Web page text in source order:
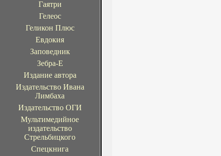
Гаятри
Гелеос
Геликон Плюс
Евдокия
Заповедник
Зебра-Е
Издание автора
Издательство Ивана
Лимбаха
Издательство ОГИ
Мультимедийное
издательство
Стрельбицкого
Спецкнига